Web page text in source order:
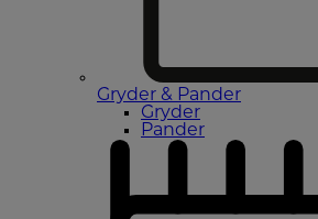
Gryder & Pander
Gryder
Pander